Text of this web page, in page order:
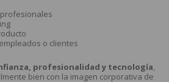
o clientes
profesionalidad y tecnología,
bien con la imagen corporativa de